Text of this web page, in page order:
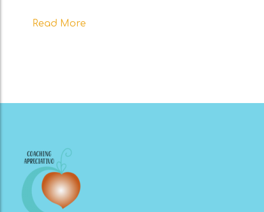
Read More